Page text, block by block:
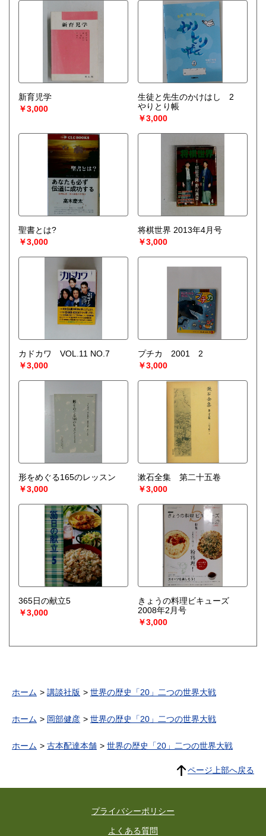
新育児学
￥3,000
生徒と先生のかけはし 2
やりとり帳
￥3,000
聖書とは?
￥3,000
将棋世界 2013年4月号
￥3,000
カドカワ VOL.11 NO.7
￥3,000
プチカ 2001 2
￥3,000
形をめぐる165のレッスン
￥3,000
漱石全集 第二十五卷
￥3,000
365日の献立5
￥3,000
きょうの料理ビキューズ
2008年2月号
￥3,000
ホーム 講談社版 世界の歴史「20」二つの世界大戦
ホーム 岡部健彦 世界の歴史「20」二つの世界大戦
ホーム 古本配達本舗 世界の歴史「20」二つの世界大戦
ページ上部へ戻る
プライバシーポリシー
よくある質問